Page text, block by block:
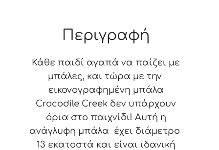
Περιγραφή
Κάθε παιδί αγαπά να παίζει με
μπάλες, και τώρα με την
εικονογραφημένη μπάλα
Crocodile Creek δεν υπάρχουν
όρια στο παιχνίδι! Αυτή η
ανάγλυφη μπάλα έχει διάμετρο
13 εκατοστά και είναι ιδανική